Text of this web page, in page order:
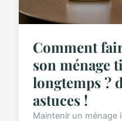
Comment
son ménage
longtemps ?
astuces !
Maintenir un ménage